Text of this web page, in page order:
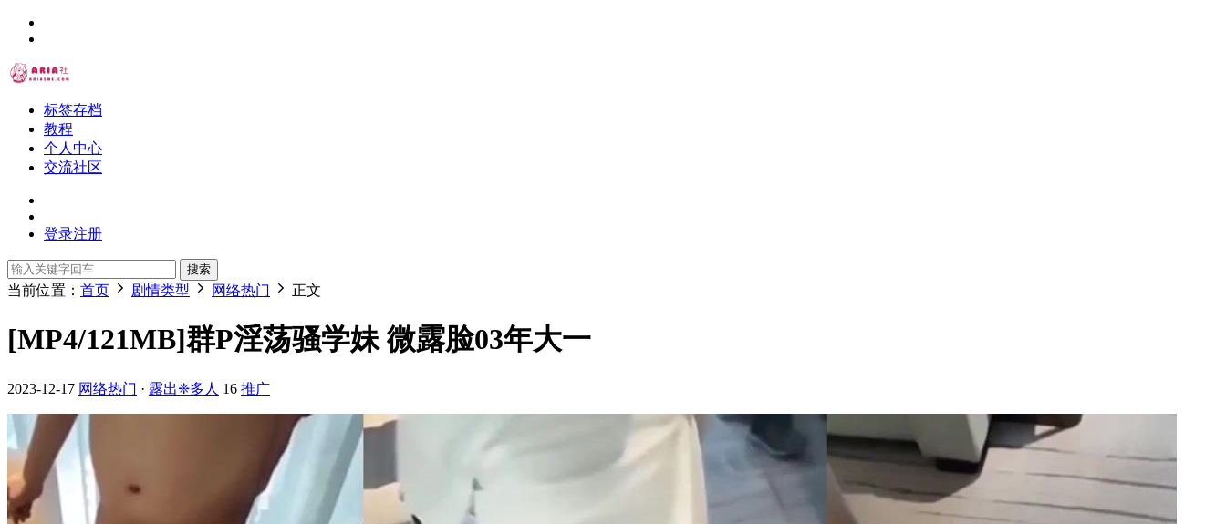
标签存档
教程
个人中心
交流社区
登录注册
搜索
当前位置： 首页 剧情类型 网络热门 正文
[MP4/121MB]群P淫荡骚学妹 微露脸03年大一
2023-12-17 网络热门 · 露出❈多人 16 推广